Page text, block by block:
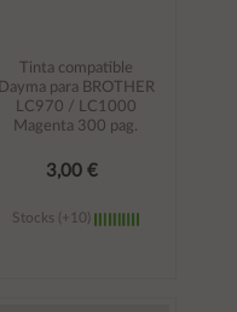
Tinta compatible
Dayma para BROTHER
LC970 / LC1000
Magenta 300 pag.
3,00 €
Stocks (+10)